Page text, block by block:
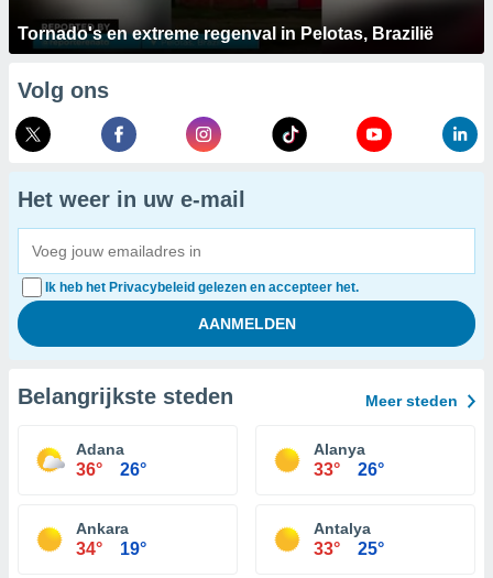
Tornado's en extreme regenval in Pelotas, Brazilië
Volg ons
Het weer in uw e-mail
Ik heb het Privacybeleid gelezen en accepteer het.
Belangrijkste steden Meer steden
Adana
36° 26°
Alanya
33° 26°
Ankara
34° 19°
Antalya
33° 25°